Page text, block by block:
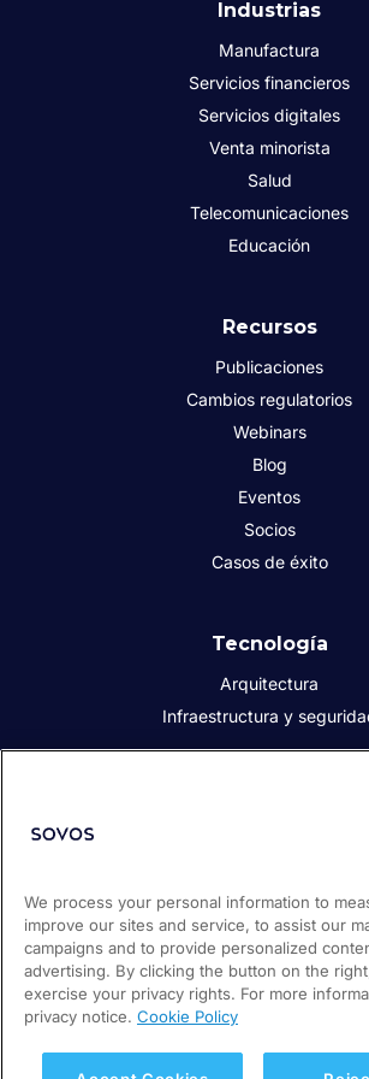
Industrias
Manufactura
Servicios financieros
Servicios digitales
Venta minorista
Salud
Telecomunicaciones
Educación
Recursos
Publicaciones
Cambios regulatorios
Webinars
Blog
Eventos
Socios
Casos de éxito
Tecnología
Arquitectura
Infraestructura y
Prensa
Empleos
Soporte / Portal de clientes
We process your personal information to
improve our sites and service, to assist our
campaigns and to provide personalized
advertising. By clicking the button on the
exercise your privacy rights. For more
privacy notice. Cookie Policy